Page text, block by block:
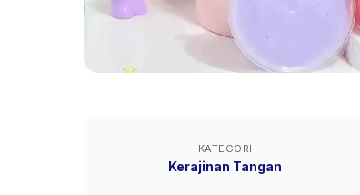
KATEGORI
Kerajinan Tangan